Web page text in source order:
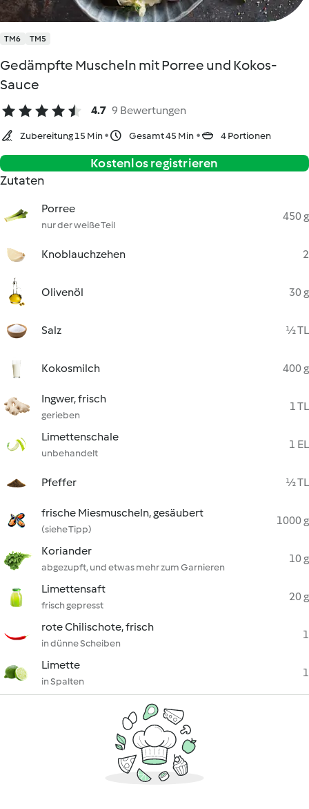
TM6 TM5
Gedämpfte Muscheln mit Porree und Kokos-
Sauce
4.7 9 Bewertungen
Zubereitung 15 Min Gesamt 45 Min 4 Portionen
Kostenlos registrieren
Zutaten
Porree
nur der weiße Teil
450 g
Knoblauchzehen 2
Olivenöl 30 g
Salz ½ TL
Kokosmilch 400 g
Ingwer, frisch
gerieben
1 TL
Limettenschale
unbehandelt
1 EL
Pfeffer ½ TL
frische Miesmuscheln, gesäubert
(siehe Tipp)
1000 g
Koriander
abgezupft, und etwas mehr zum Garnieren
10 g
Limettensaft
frisch gepresst
20 g
rote Chilischote, frisch
in dünne Scheiben
1
Limette
in Spalten
1